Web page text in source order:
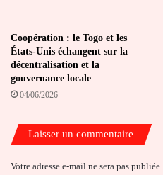
Coopération : le Togo et les
États-Unis échangent sur la
décentralisation et la
gouvernance locale
04/06/2026
Laisser un commentaire
Votre adresse e-mail ne sera pas publiée.